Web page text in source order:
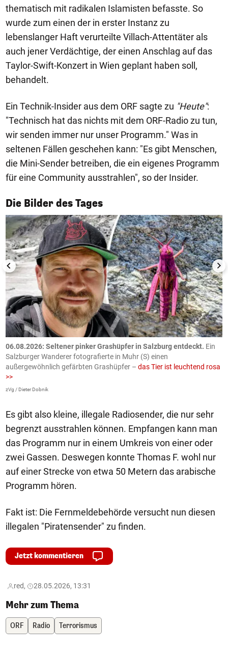
thematisch mit radikalen Islamisten befasste. So
wurde zum einen der in erster Instanz zu
lebenslanger Haft verurteilte Villach-Attentäter als
auch jener Verdächtige, der einen Anschlag auf das
Taylor-Swift-Konzert in Wien geplant haben soll,
behandelt.
Ein Technik-Insider aus dem ORF sagte zu "Heute":
"Technisch hat das nichts mit dem ORF-Radio zu tun,
wir senden immer nur unser Programm." Was in
seltenen Fällen geschehen kann: "Es gibt Menschen,
die Mini-Sender betreiben, die ein eigenes Programm
für eine Community ausstrahlen", so der Insider.
Die Bilder des Tages
1/50
06.08.2026: Seltener pinker Grashüpfer in Salzburg entdeckt. Ein
Salzburger Wanderer fotografierte in Muhr (S) einen
außergewöhnlich gefärbten Grashüpfer – das Tier ist leuchtend rosa
>>
zVg / Dieter Dobnik
Es gibt also kleine, illegale Radiosender, die nur sehr
begrenzt ausstrahlen können. Empfangen kann man
das Programm nur in einem Umkreis von einer oder
zwei Gassen. Deswegen konnte Thomas F. wohl nur
auf einer Strecke von etwa 50 Metern das arabische
Programm hören.
Fakt ist: Die Fernmeldebehörde versucht nun diesen
illegalen "Piratensender" zu finden.
Jetzt kommentieren
red, 28.05.2026, 13:31
Mehr zum Thema
ORF Radio Terrorismus